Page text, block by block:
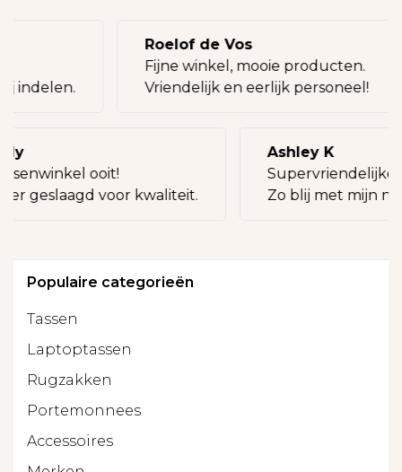
indelen.
Roelof de Vos
Fijne winkel, mooie producten.
Vriendelijk en eerlijk personeel!
ooit!
geslaagd voor kwaliteit.
Ashley K
Supervriendelijke
Zo blij met mijn
Populaire categorieën
Tassen
Laptoptassen
Rugzakken
Portemonnees
Accessoires